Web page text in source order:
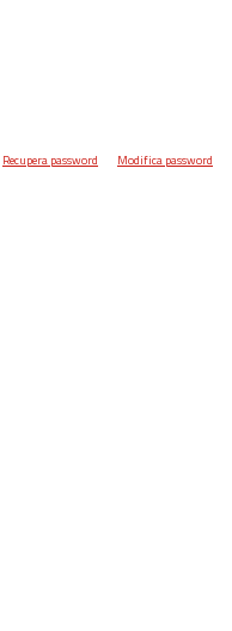
Recupera password Modifica password